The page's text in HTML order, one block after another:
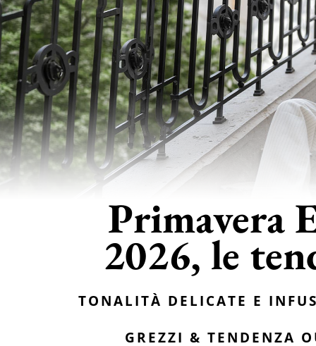
Primavera
2026, le
Tonalità delicate e
grezzi & Tendenza